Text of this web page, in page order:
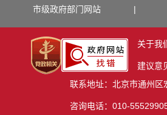
市级政府部门网站 |
关于我
建议意
联系地址：北京市通州区
咨询电话：010-